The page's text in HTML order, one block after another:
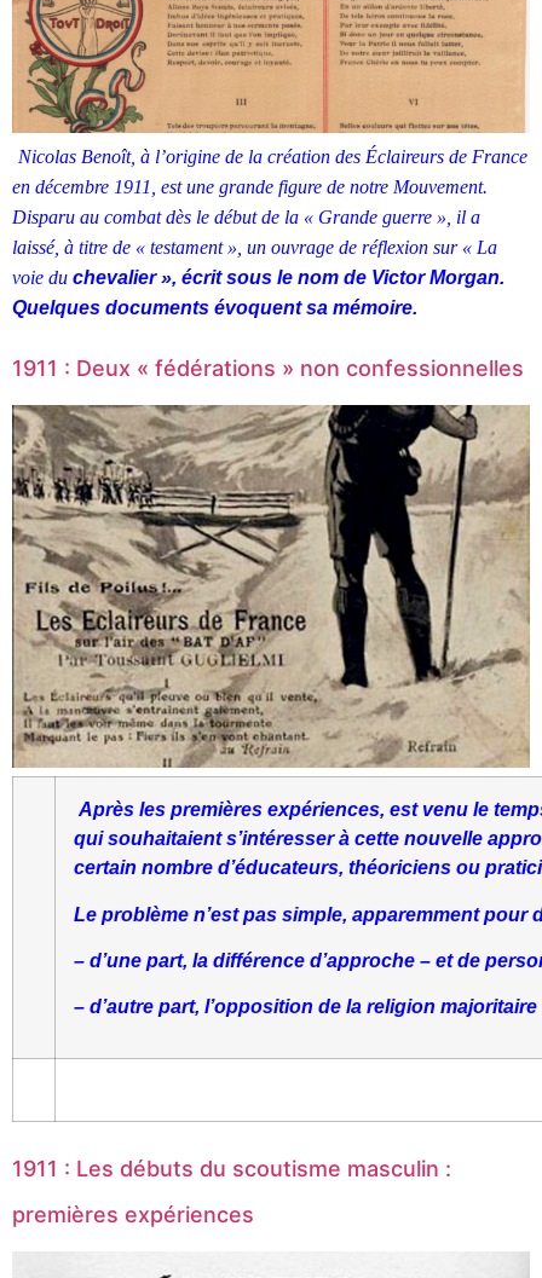
Nicolas Benoît, à l’origine de la création des Éclaireurs de France
en décembre 1911, est une grande figure de notre Mouvement.
Disparu au combat dès le début de la « Grande guerre », il a
laissé, à titre de « testament », un ouvrage de réflexion sur « La
voie du chevalier », écrit sous le nom de Victor Morgan.
Quelques documents évoquent sa mémoire.
1911 : Deux « fédérations » non confessionnelles
Après les premières expériences, est venu le
qui souhaitaient s’intéresser à cette nouvelle
certain nombre d’éducateurs, théoriciens ou
Le problème n’est pas simple, apparemment pour
– d’une part, la différence d’approche – et de
– d’autre part, l’opposition de la religion
1911 : Les débuts du scoutisme masculin :
premières expériences